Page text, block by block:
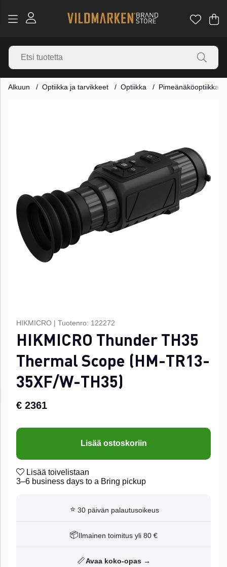
.
Alkuun Optiikka ja tarvikkeet Optiikka Pimeänäköoptiikka
HIKMICRO | Tuotenro: 122272
HIKMICRO Thunder TH35
Thermal Scope (HM-TR13-
35XF/W-TH35)
€ 2361
Lisää ostoskoriin
Lisää toivelistaan
3–6 business days to a Bring pickup
⭐ 30 päivän palautusoikeus
📦 Ilmainen toimitus yli 80 €
📏Avaa koko-opas →